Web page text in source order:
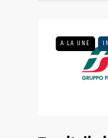
A LA UNE